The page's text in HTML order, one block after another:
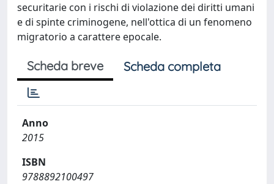
securitarie con i rischi di violazione dei diritti umani
e di spinte criminogene, nell'ottica di un fenomeno
migratorio a carattere epocale.
Scheda breve Scheda completa
Anno
2015
ISBN
9788892100497